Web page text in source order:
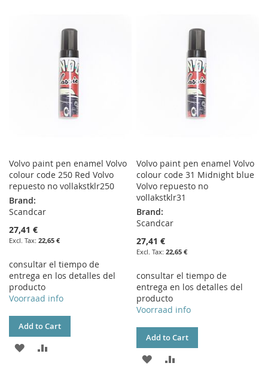
COMPARE
Volvo paint pen enamel Volvo
colour code 250 Red Volvo
repuesto no vollakstklr250
Brand:
Scandcar
27,41 €
22,65 €
consultar el tiempo de
entrega en los detalles del
producto
Voorraad info
Add to Cart
ADD
Volvo paint pen enamel Volvo
colour code 31 Midnight blue
Volvo repuesto no
vollakstklr31
Brand:
Scandcar
27,41 €
22,65 €
consultar el tiempo de
entrega en los detalles del
producto
Voorraad info
Add to Cart
ADD